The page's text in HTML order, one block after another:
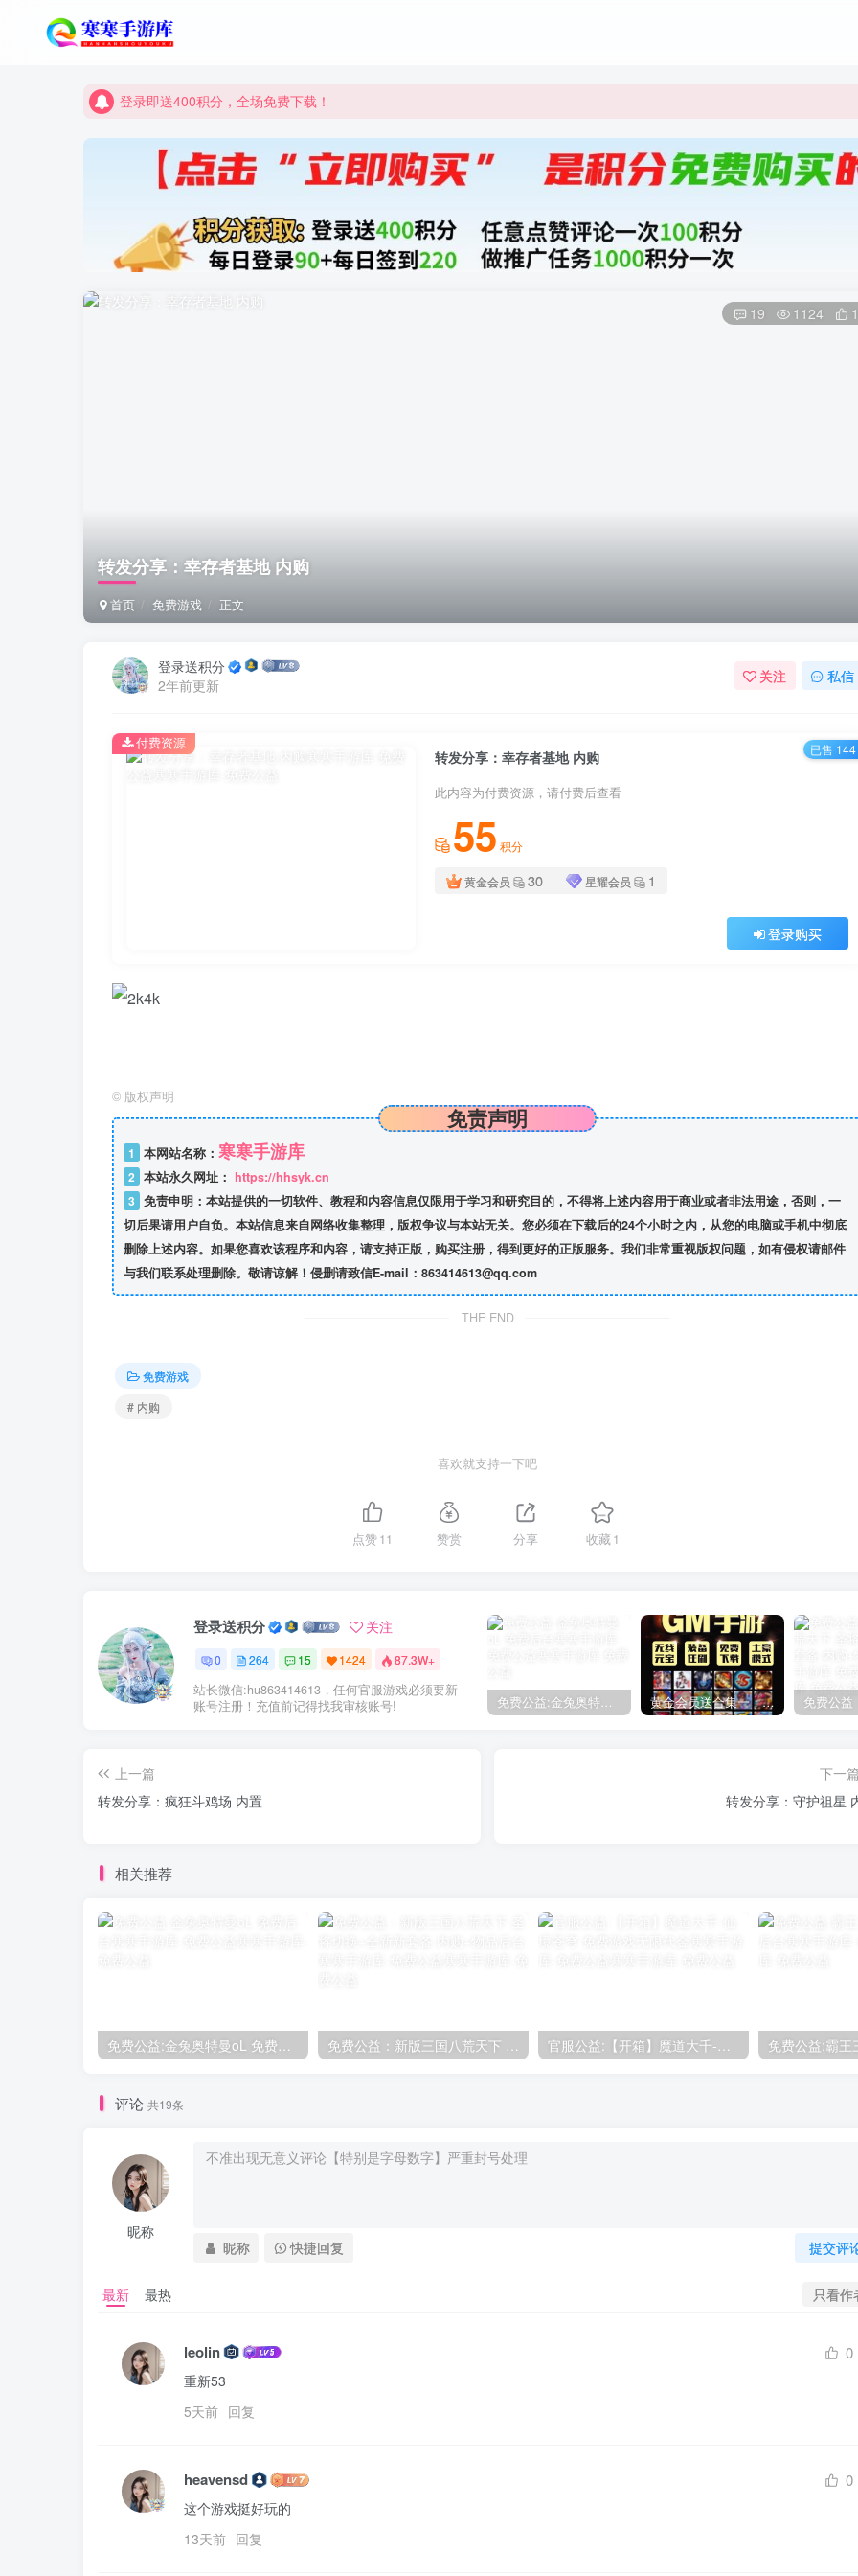
登录即送400积分，全场免费下载！
登录即送400积分，全场免费下载！
点进来看看新手教程
转发分享：幸存者基地 内购
首页 免费游戏 正文
19 1124
登录送积分
2年前更新
关注 私信
转发分享：幸存者基地 内购
此内容为付费资源，请付费后查看
55 积分
黄金会员 30 星耀会员 1
登录购买
付费资源 已售 144
© 版权声明
免责声明
1 本网站名称： 寒寒手游库
2 本站永久网址： https://hhsyk.cn
3 免责申明：本站提供的一切软件、教程和内容信息仅限用于学习和研究目的，不得将上述内容用于商业或者非法用途，否则，一
切后果请用户自负。本站信息来自网络收集整理，版权争议与本站无关。您必须在下载后的24个小时之内，从您的电脑或手机中彻底
删除上述内容。如果您喜欢该程序和内容，请支持正版，购买注册，得到更好的正版服务。我们非常重视版权问题，如有侵权请邮件
与我们联系处理删除。敬请谅解！侵删请致信E-mail：863414613@qq.com
THE END
免费游戏
# 内购
喜欢就支持一下吧
点赞11 赞赏 分享 收藏1
登录送积分 关注
0 264 15 1424 87.3W+
站长微信:hu863414613，任何官服游戏必须要新
账号注册！充值前记得找我审核账号!
免费公益:金兔奥特曼oL 免费后台 黄金会员送合集一：150款后台手游合集
上一篇
转发分享：疯狂斗鸡场 内置
下一
转发分享：守护祖星
相关推荐
免费公益:金兔奥特曼oL 免费后台 免费公益：新版三国八荒天下 圣将切换+全新新套备 内购+物品后台 官服公益:【开箱】魔道大千-仙境苍穹 免费游戏无限代金
评论 共19条
昵称
提交评
昵称 快捷回复
最新 最热 只看作
leolin 0
重新53
5天前 回复
heavensd 0
这个游戏挺好玩的
13天前 回复